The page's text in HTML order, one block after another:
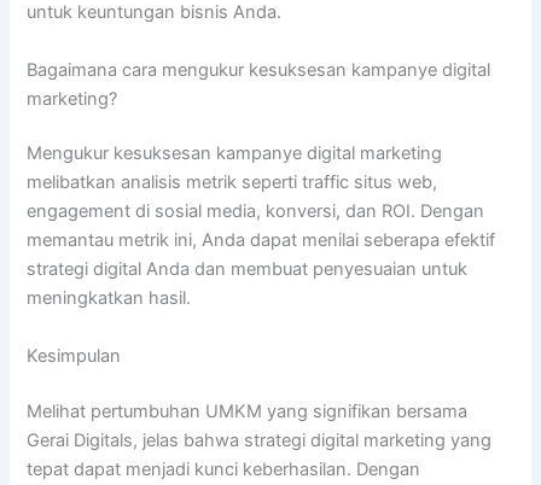
untuk keuntungan bisnis Anda.
Bagaimana cara mengukur kesuksesan kampanye digital
marketing?
Mengukur kesuksesan kampanye digital marketing
melibatkan analisis metrik seperti traffic situs web,
engagement di sosial media, konversi, dan ROI. Dengan
memantau metrik ini, Anda dapat menilai seberapa efektif
strategi digital Anda dan membuat penyesuaian untuk
meningkatkan hasil.
Kesimpulan
Melihat pertumbuhan UMKM yang signifikan bersama
Gerai Digitals, jelas bahwa strategi digital marketing yang
tepat dapat menjadi kunci keberhasilan. Dengan